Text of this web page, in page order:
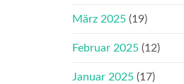
März 2025 (19)
Februar 2025 (12)
Januar 2025 (17)